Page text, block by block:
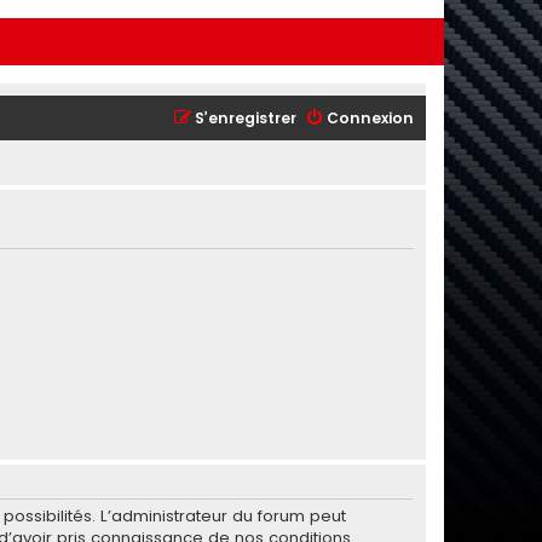
Connexion
S’enregistrer
L’administrateur du forum peut